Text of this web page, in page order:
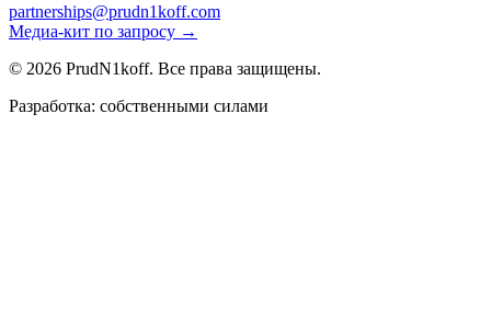
partnerships@prudn1koff.com
Медиа-кит по запросу →
© 2026 PrudN1koff. Все права защищены.
Разработка: собственными силами